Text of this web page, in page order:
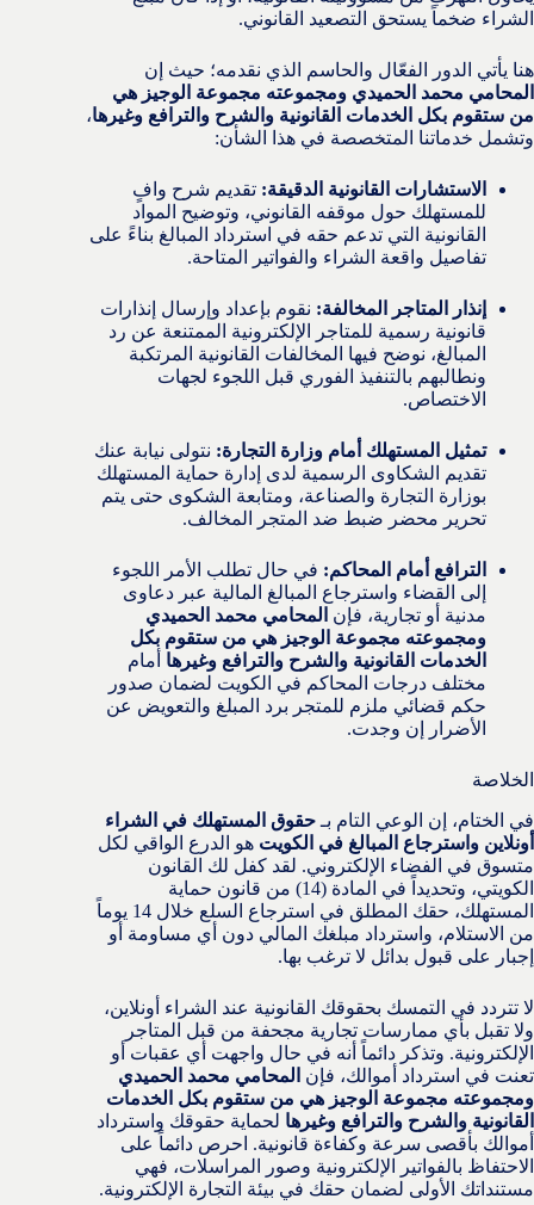
الشراء ضخماً يستحق التصعيد القانوني.
هنا يأتي الدور الفعّال والحاسم الذي نقدمه؛ حيث إن
المحامي محمد الحميدي ومجموعته مجموعة الوجيز هي
من ستقوم بكل الخدمات القانونية والشرح والترافع وغيرها،
وتشمل خدماتنا المتخصصة في هذا الشأن:
الاستشارات القانونية الدقيقة: تقديم شرح وافٍ
للمستهلك حول موقفه القانوني، وتوضيح المواد
القانونية التي تدعم حقه في استرداد المبالغ بناءً على
تفاصيل واقعة الشراء والفواتير المتاحة.
إنذار المتاجر المخالفة: نقوم بإعداد وإرسال إنذارات
قانونية رسمية للمتاجر الإلكترونية الممتنعة عن رد
المبالغ، نوضح فيها المخالفات القانونية المرتكبة
ونطالبهم بالتنفيذ الفوري قبل اللجوء لجهات
الاختصاص.
تمثيل المستهلك أمام وزارة التجارة: نتولى نيابة عنك
تقديم الشكاوى الرسمية لدى إدارة حماية المستهلك
بوزارة التجارة والصناعة، ومتابعة الشكوى حتى يتم
تحرير محضر ضبط ضد المتجر المخالف.
الترافع أمام المحاكم: في حال تطلب الأمر اللجوء
إلى القضاء واسترجاع المبالغ المالية عبر دعاوى
مدنية أو تجارية، فإن المحامي محمد الحميدي
ومجموعته مجموعة الوجيز هي من ستقوم بكل
الخدمات القانونية والشرح والترافع وغيرها أمام
مختلف درجات المحاكم في الكويت لضمان صدور
حكم قضائي ملزم للمتجر برد المبلغ والتعويض عن
الأضرار إن وجدت.
الخلاصة
في الختام، إن الوعي التام بـ حقوق المستهلك في الشراء
أونلاين واسترجاع المبالغ في الكويت هو الدرع الواقي لكل
متسوق في الفضاء الإلكتروني. لقد كفل لك القانون
الكويتي، وتحديداً في المادة (14) من قانون حماية
المستهلك، حقك المطلق في استرجاع السلع خلال 14 يوماً
من الاستلام، واسترداد مبلغك المالي دون أي مساومة أو
إجبار على قبول بدائل لا ترغب بها.
لا تتردد في التمسك بحقوقك القانونية عند الشراء أونلاين،
ولا تقبل بأي ممارسات تجارية مجحفة من قبل المتاجر
الإلكترونية. وتذكر دائماً أنه في حال واجهت أي عقبات أو
تعنت في استرداد أموالك، فإن المحامي محمد الحميدي
ومجموعته مجموعة الوجيز هي من ستقوم بكل الخدمات
القانونية والشرح والترافع وغيرها لحماية حقوقك واسترداد
أموالك بأقصى سرعة وكفاءة قانونية. احرص دائماً على
الاحتفاظ بالفواتير الإلكترونية وصور المراسلات، فهي
مستنداتك الأولى لضمان حقك في بيئة التجارة الإلكترونية.